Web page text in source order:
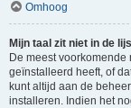
Omhoog
Mijn taal zit niet in de
De meest
geïnstalleerd heeft, of
kunt altijd aan de
installeren. Indien het